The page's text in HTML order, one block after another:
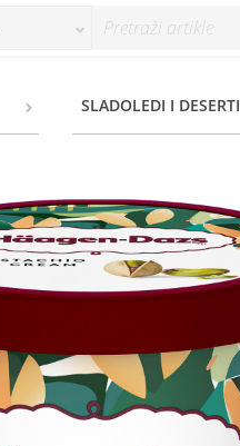
SLADOLEDI I DESERTI